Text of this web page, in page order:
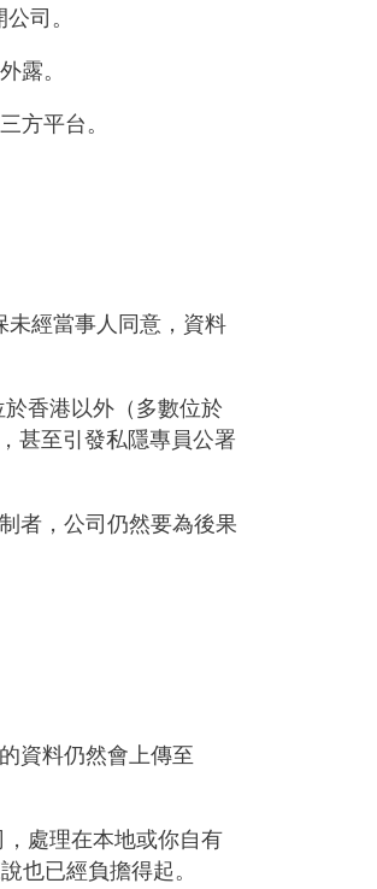
司。
露。
方平台。
未經當事人同意，資料
香港以外（多數位於
甚至引發私隱專員公署
者，公司仍然要為後果
資料仍然會上傳至
處理在本地或你自有
也已經負擔得起。